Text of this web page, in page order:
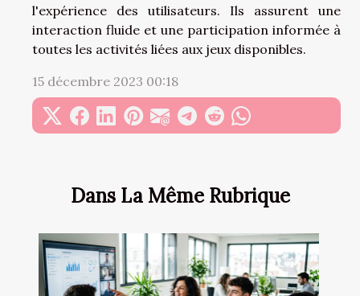
Dans La Même Rubrique
l'expérience des utilisateurs. Ils assurent une
interaction fluide et une participation informée à
toutes les activités liées aux jeux disponibles.
15 décembre 2023 00:18